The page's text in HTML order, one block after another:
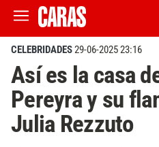
CELEBRIDADES29-06-2025 23:16
Así es la casa
Pereyra y su
Julia Rezzuto